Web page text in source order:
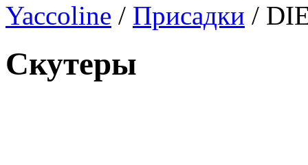
Yaccoline / Присадки /
Скутеры